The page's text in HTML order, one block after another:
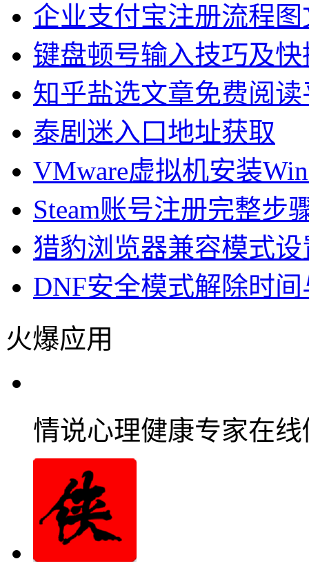
企业支付宝注册流程
键盘顿号输入技巧及
知乎盐选文章免费阅
泰剧迷入口地址获取
VMware虚拟机安装
Steam账号注册完整步
猎豹浏览器兼容模式
DNF安全模式解除时
火爆应用
情说心理健康专家在线